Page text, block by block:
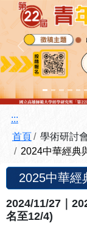
上一張
:::
首頁
學術研討
2024中華經典
2025中華經
2024/11/27｜
名至12/4)